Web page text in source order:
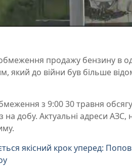
продажу бензину в
який до війни був більше
з 9:00 30 травня
на добу. Актуальні адреси
якісний крок уперед: